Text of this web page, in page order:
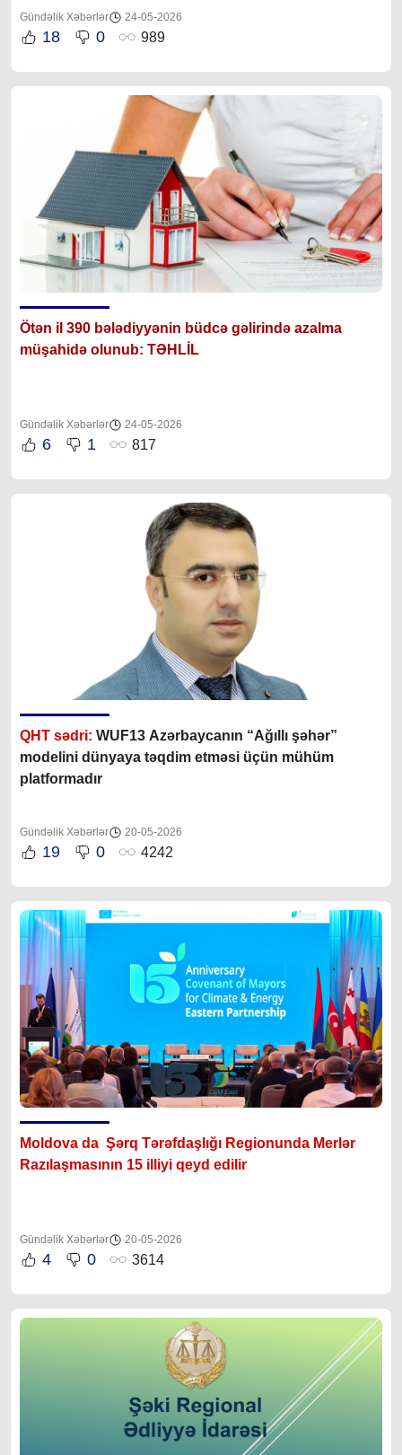
Gündəlik Xəbərlər 24-05-2026
18 0 989
Ötən il 390 bələdiyyənin büdcə gəlirində azalma
müşahidə olunub: TƏHLİL
Gündəlik Xəbərlər 24-05-2026
6 1 817
QHT sədri: WUF13 Azərbaycanın “Ağıllı şəhər”
modelini dünyaya təqdim etməsi üçün mühüm
platformadır
Gündəlik Xəbərlər 20-05-2026
19 0 4242
Moldova da Şərq Tərəfdaşlığı Regionunda Merlər
Razılaşmasının 15 illiyi qeyd edilir
Gündəlik Xəbərlər 20-05-2026
4 0 3614